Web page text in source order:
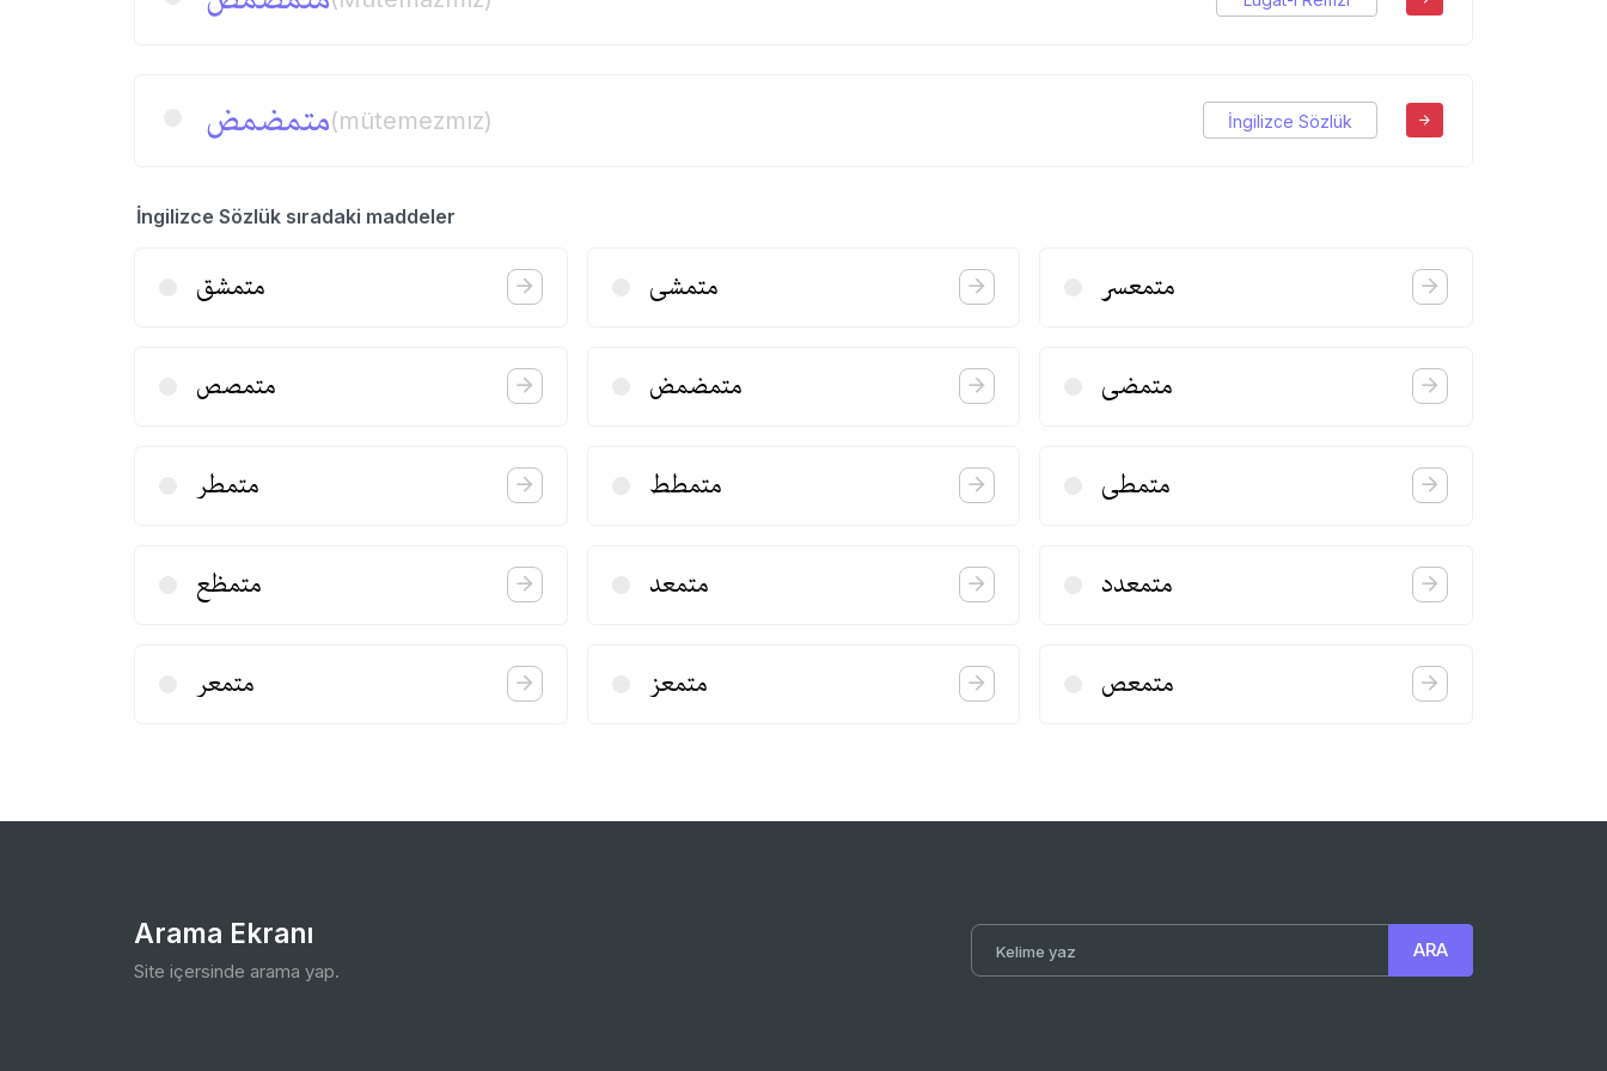
متمضمض(mütemezmız) İngilizce Sözlük
İngilizce Sözlük sıradaki maddeler
متمشق متمشی متمعسر
متمصص متمضمض متمضی
متمطر متمطط متمطی
متمظع متمعد متمعدد
متمعر متمعز متمعص
Arama Ekranı
Site içersinde arama yap.